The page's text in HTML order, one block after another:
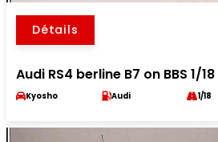
Détails
Audi RS4 berline B7 on BBS 1/
Kyosho Audi 1/18